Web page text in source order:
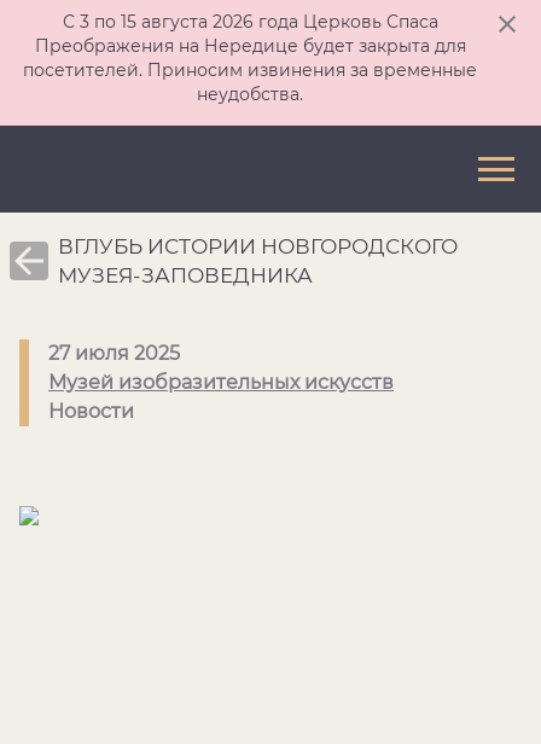
С 3 по 15 августа 2026 года Церковь Спаса
Преображения на Нередице будет закрыта для
посетителей. Приносим извинения за временные
неудобства.
ВГЛУБЬ ИСТОРИИ НОВГОРОДСКОГО
МУЗЕЯ-ЗАПОВЕДНИКА
27 июля 2025
Музей изобразительных искусств
Новости